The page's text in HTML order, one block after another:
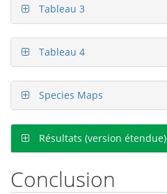
Tableau 3
Tableau 4
Species Maps
Résultats (version étendue)
Conclusion